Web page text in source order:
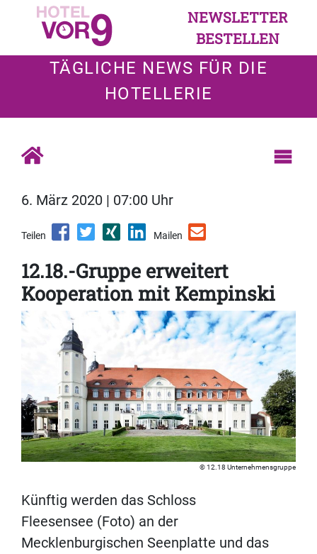
NEWSLETTER
BESTELLEN
TÄGLICHE NEWS FÜR DIE
HOTELLERIE
6. März 2020 | 07:00 Uhr
Teilen Mailen
12.18.-Gruppe erweitert
Kooperation mit Kempinski
12.18 Unternehmensgruppe
Künftig werden das Schloss
Fleesensee (Foto) an der
Mecklenburgischen Seenplatte und das